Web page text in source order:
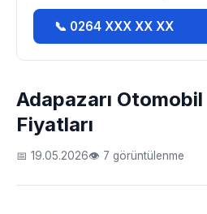
Adapazarı
Fiyatları
📅 19.05.2026👁 7 görüntülenme
📞 0264 XXX XX XX